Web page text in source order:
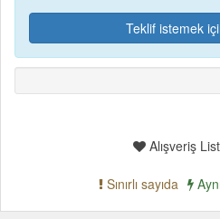
Teklif istemek
Alışveriş
Sınırlı sayıda